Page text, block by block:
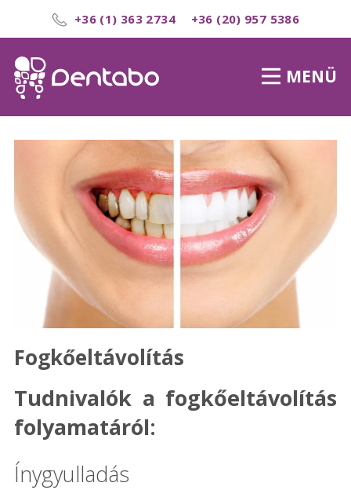
+36 (1) 363 2734 +36 (20) 957 5386
MENÜ
Fogkőeltávolítás
Tudnivalók a fogkőeltávolítás
folyamatáról:
Ínygyulladás